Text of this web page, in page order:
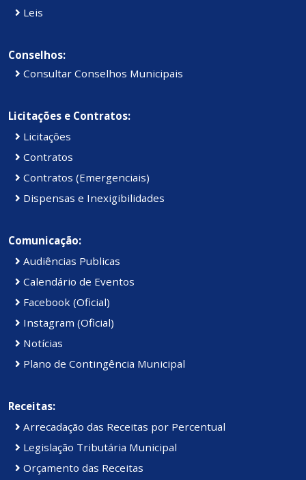
Leis
Conselhos:
Consultar Conselhos Municipais
Licitações e Contratos:
Licitações
Contratos
Contratos (Emergenciais)
Dispensas e Inexigibilidades
Comunicação:
Audiências Publicas
Calendário de Eventos
Facebook (Oficial)
Instagram (Oficial)
Notícias
Plano de Contingência Municipal
Receitas:
Arrecadação das Receitas por Percentual
Legislação Tributária Municipal
Orçamento das Receitas